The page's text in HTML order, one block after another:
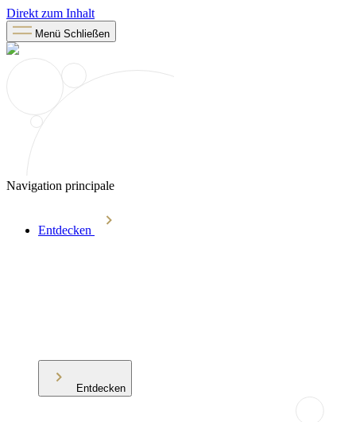
Direkt zum Inhalt
Menü Schließen
Navigation principale
Entdecken
Entdecken